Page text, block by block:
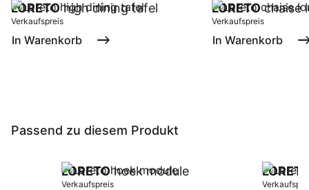
LORETOhigh dining tafel
Verkaufspreis
In Warenkorb
LORETOchaise
Verkaufspreis
In Warenkorb
Passend zu diesem Produkt
LORETOhoek module
Verkaufspreis